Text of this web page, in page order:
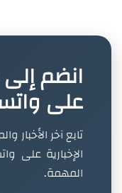
انضم إلى
على
تابع آخر الأخبار
الإخبارية على
المهمة.